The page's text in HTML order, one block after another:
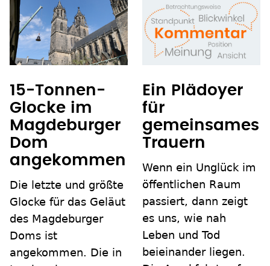
15-Tonnen-
Glocke im
Magdeburger
Dom
angekommen
Die letzte und größte
Glocke für das Geläut
des Magdeburger
Doms ist
angekommen. Die in
Ein Plädoyer
für
gemeinsames
Trauern
Wenn ein Unglück im
öffentlichen Raum
passiert, dann zeigt
es uns, wie nah
Leben und Tod
beieinander liegen.